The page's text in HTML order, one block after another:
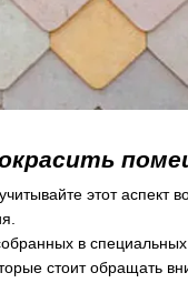
этот аспект
в специальных
стоит обращать